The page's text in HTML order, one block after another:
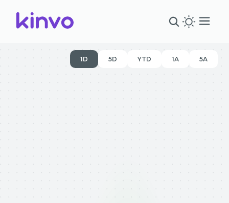
1D 5D YTD 1A 5A